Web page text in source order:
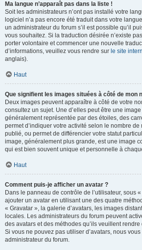
Ma langue n’apparaît pas dans la liste !
Soit les administrateurs n’ont pas installé votre
logiciel n’a pas encore été traduit dans votre
un administrateur du forum s’il est possible qu’il
vous souhaitez. Si la traduction désirée n’existe
porter volontaire et commencer une nouvelle
d’informations, veuillez vous rendre sur le site
anglais).
Haut
Que signifient les images situées à côté de mon
Deux images peuvent apparaître à côté de votre
consultez un sujet. Une d’elles peut être une
généralement représentée par des étoiles, des
permet d’indiquer votre activité selon le nombre
publié, ou permet de différencier votre statut
image, généralement plus grande, est une image
qui est bien souvent unique et personnelle à
Haut
Comment puis-je afficher un avatar ?
Dans le panneau de contrôle de l’utilisateur, sous
ajouter un avatar en utilisant une des quatre
« Gravatar », la galerie d’avatars, les images
locales. Les administrateurs du forum peuvent
des avatars et des méthodes qu’ils veuillent
Si vous ne pouvez pas utiliser d’avatars, nous
administrateur du forum.